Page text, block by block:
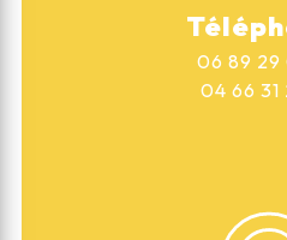
06 89 29
04 66 31